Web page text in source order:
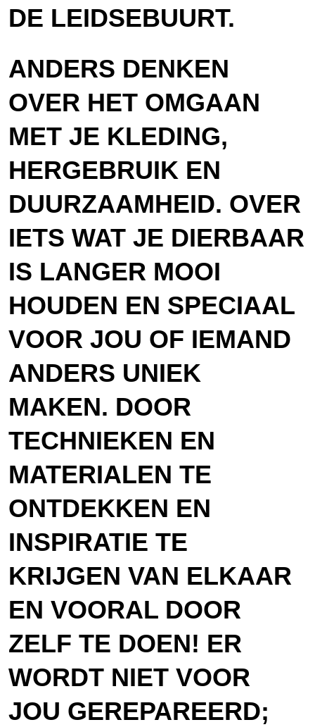
DE LEIDSEBUURT.
ANDERS DENKEN
OVER HET OMGAAN
MET JE KLEDING,
HERGEBRUIK EN
DUURZAAMHEID. OVER
IETS WAT JE DIERBAAR
IS LANGER MOOI
HOUDEN EN SPECIAAL
VOOR JOU OF IEMAND
ANDERS UNIEK
MAKEN. DOOR
TECHNIEKEN EN
MATERIALEN TE
ONTDEKKEN EN
INSPIRATIE TE
KRIJGEN VAN ELKAAR
EN VOORAL DOOR
ZELF TE DOEN! ER
WORDT NIET VOOR
JOU GEREPAREERD;